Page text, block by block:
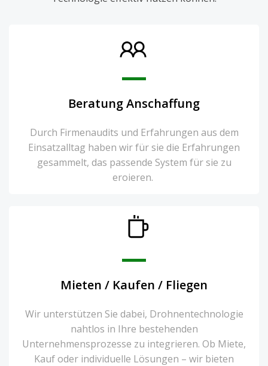
Beratung Anschaffung
Durch Firmenaudits und Erfahrungen aus dem
Einsatzalltag haben wir für sie die Erfahrungen
gesammelt, das passende System für sie zu
eroieren.
Mieten / Kaufen / Fliegen
Wir unterstützen Sie dabei, Drohnentechnologie
nahtlos in Ihre bestehenden
Unternehmensprozesse zu integrieren. Ob Miete,
Kauf oder individuelle Lösungen – wir bieten